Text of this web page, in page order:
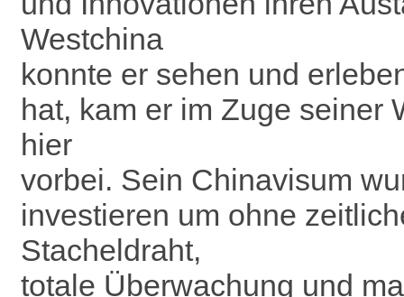
Westchina
konnte er sehen und
hat, kam er im Zuge seiner
hier
vorbei. Sein Chinavisum
investieren um ohne
Stacheldraht,
totale Überwachung und